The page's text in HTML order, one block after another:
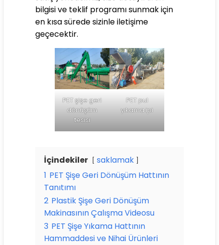
bilgisi ve teklif programı sunmak için
en kısa sürede sizinle iletişime
geçecektir.
PET şişe geri
dönüşüm
tesisi
PET pul
yıkama ipi
İçindekiler
saklamak
1 PET Şişe Geri Dönüşüm Hattının
Tanıtımı
2 Plastik Şişe Geri Dönüşüm
Makinasının Çalışma Videosu
3 PET Şişe Yıkama Hattının
Hammaddesi ve Nihai Ürünleri